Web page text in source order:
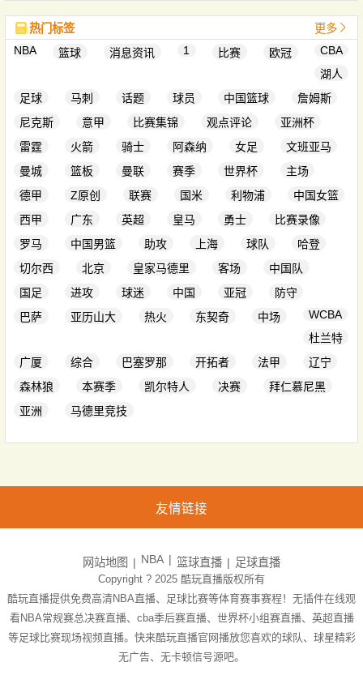
热门标签
更多
NBA
篮球 消息资讯 1 比赛 欧冠
CBA
湖人
足球
马刺 话题 球员 中国篮球
詹姆斯
尼克斯
意甲 比赛集锦 观点评论
亚洲杯
雷霆
火箭 骑士 阿森纳 女足
文班亚马
曼城
篮板 曼联 赛季 世界杯
主场
德甲
Z原创 联赛 国米 利物浦
中国女篮
西甲
广东 英超 皇马 勇士
比赛录像
罗马
中国男篮 助攻 上海 球队
哈登
切尔西
北京 皇家马德里 客场
中国队
国足
进攻 球迷 中国 亚冠
防守
巴萨
亚历山大 热火 东契奇 中场
WCBA
杜兰特
广厦
综合 巴塞罗那 开拓者 法甲
辽宁
森林狼
本赛季 凯尔特人 决赛
拜仁慕尼黑
亚洲
马德里竞技
友情链接
网站地图 NBA 篮球直播 足球直播
Copyright ? 2025 酷玩直播版权所有
酷玩直播提供免费高清NBA直播、足球比赛等体育赛事赛程！无插件在线观
看NBA常规赛总决赛直播、cba季后赛直播、世界杯小组赛直播、英超直播
等足球比赛现场视频直播。快来酷玩直播官网播放您喜欢的球队、球星精彩
无广告、无卡顿信号源吧。